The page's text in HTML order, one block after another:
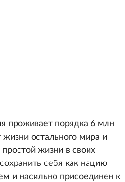
проживает порядка 6 млн
жизни остального мира и
жизни в своих
себя как нацию
и насильно присоединен к